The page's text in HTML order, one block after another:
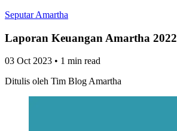
Seputar Amartha
Laporan Keuangan Amartha 2022
03 Oct 2023 • 1 min read
Ditulis oleh Tim Blog Amartha